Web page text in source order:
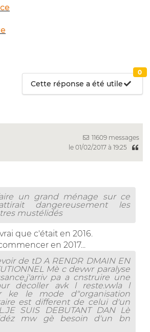
Cette réponse a été utile
0
11609 messages
le 01/02/2017 à 19:25
un grand ménage sur ce
dangereusement les
mustélidés
que c'était en 2016.
en 2017...
de tD A RENDR DMAIN EN
Mè c devwr paralyse
pa a cnstruire une
decoller avk l reste.vwla l
ke le mode d"organisation
est different de celui d'un
SUIS DEBUTANT DAN Lè
mw gè besoin d'un bn